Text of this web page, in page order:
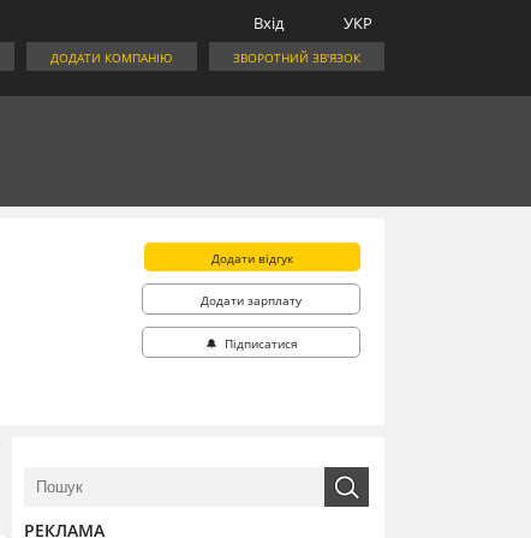
УКР
Вхід
ЗВОРОТНИЙ ЗВ'ЯЗОК
ДОДАТИ КОМПАНІЮ
Додати відгук
Додати зарплату
🔔 Підписатися
РЕКЛАМА